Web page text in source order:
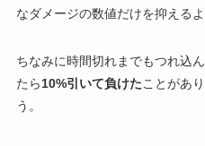
なダメージの数値だけを抑えるよ
ちなみに時間切れまでもつれ込
たら10%引いて負けたことがあ
う。